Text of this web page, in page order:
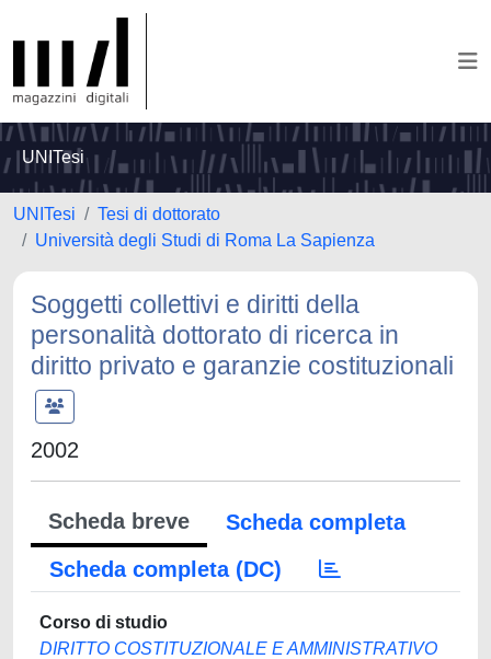
UNITesi
UNITesi
Tesi di dottorato
Università degli Studi di Roma La Sapienza
Soggetti collettivi e diritti della
personalità dottorato di ricerca in
diritto privato e garanzie costituzionali
2002
Scheda breve
Scheda completa
Scheda completa (DC)
Corso di studio
DIRITTO COSTITUZIONALE E AMMINISTRATIVO